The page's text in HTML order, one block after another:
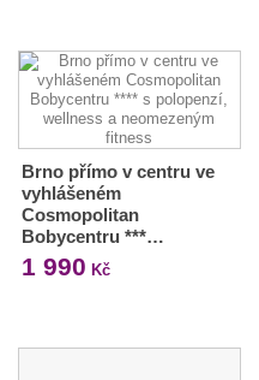
Brno přímo v centru ve
vyhlášeném
Cosmopolitan
Bobycentru ***…
1 990 Kč